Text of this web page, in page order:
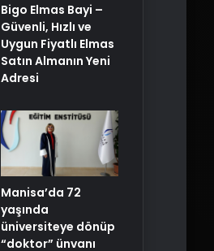
Bigo Elmas Bayi –
Güvenli, Hızlı ve
Uygun Fiyatlı Elmas
Satın Almanın Yeni
Adresi
Manisa’da 72
yaşında
üniversiteye dönüp
“doktor” ünvanı